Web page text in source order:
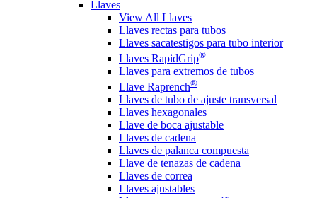
Llaves
View All Llaves
Llaves rectas para tubos
Llaves sacatestigos para tubo interior
Llaves RapidGrip®
Llaves para extremos de tubos
Llave Raprench®
Llaves de tubo de ajuste transversal
Llaves hexagonales
Llave de boca ajustable
Llaves de cadena
Llaves de palanca compuesta
Llave de tenazas de cadena
Llaves de correa
Llaves ajustables